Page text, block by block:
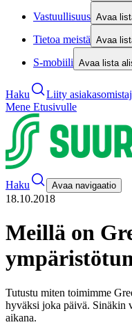
Vastuullisuus Avaa
Tietoa meistä Avaa
S-mobiili Avaa lista
Haku
Liity
Mene Etusivulle
Haku Avaa navigaatio
18.10.2018
Meillä on
Tutustu miten toimimme
hyväksi joka päivä. Sinäkin
aikana.